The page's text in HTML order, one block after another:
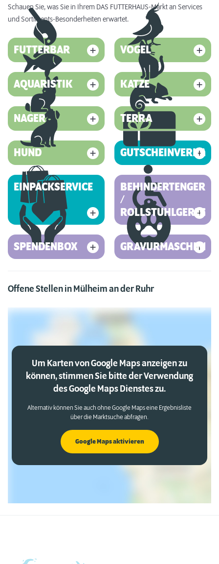
Schauen Sie, was Sie in Ihrem DAS FUTTERHAUS-Markt an Services
und Sortiments-Besonderheiten erwartet.
FUTTERBAR VOGEL
AQUARISTIK KATZE
NAGER TERRA
HUND GUTSCHEINVERKAUF
EINPACKSERVICE
/
ROLLSTUHLGERECHT
SPENDENBOX GRAVURMASCHINE
Offene Stellen in Mülheim an der Ruhr
Um Karten von Google Maps anzeigen zu
können, stimmen Sie bitte der Verwendung
des Google Maps Dienstes zu.
Alternativ können Sie auch ohne Google Maps eine Ergebnisliste
über die Marktsuche abfragen.
Google Maps aktivieren